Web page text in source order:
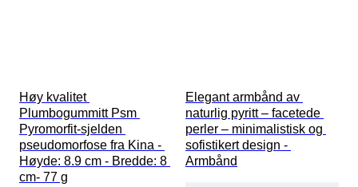
Høy kvalitet
Plumbogummitt Psm
Pyromorfit-sjelden
pseudomorfose fra Kina -
Høyde: 8.9 cm - Bredde: 8
cm- 77 g
Elegant armbånd av
naturlig pyritt – facetede
perler – minimalistisk og
sofistikert design -
Armbånd